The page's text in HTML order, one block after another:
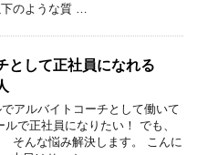
のような質 …
として正社員になれる
アルバイトコーチとして働いて
で正社員になりたい！ でも、
そんな悩み解決します。 こんに